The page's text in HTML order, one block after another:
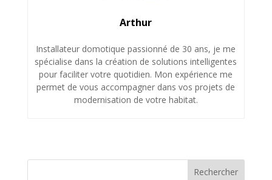
Arthur
Installateur domotique passionné de 30 ans, je me
spécialise dans la création de solutions intelligentes
pour faciliter votre quotidien. Mon expérience me
permet de vous accompagner dans vos projets de
modernisation de votre habitat.
Rechercher